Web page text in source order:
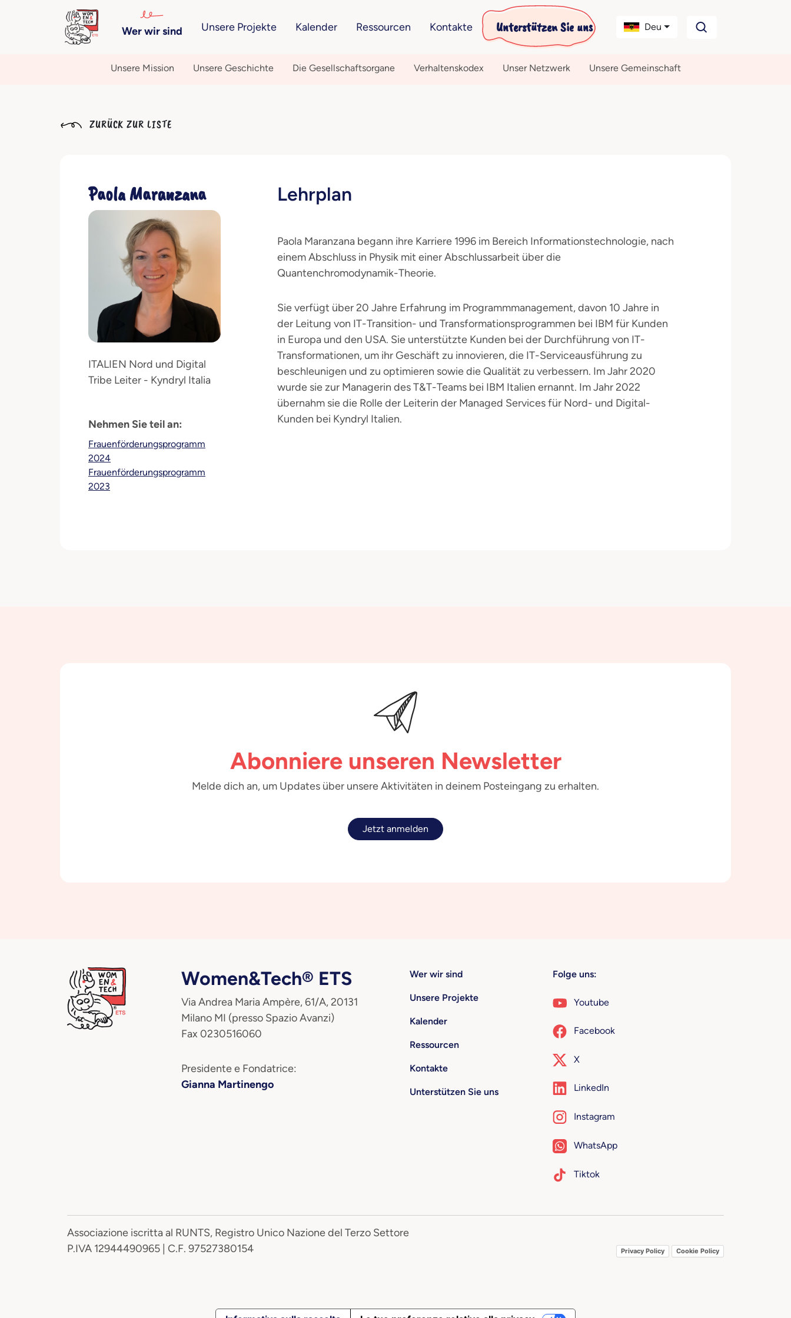
Wer wir sind Unsere Projekte Kalender Ressourcen Kontakte Unterstützen Sie uns Deu
Unsere Mission Unsere Geschichte Die Gesellschaftsorgane Verhaltenskodex Unser Netzwerk Unsere Gemeinschaft
ZURÜCK ZUR LISTE
Paola Maranzana
ITALIEN Nord und Digital
Tribe Leiter - Kyndryl Italia
Nehmen Sie teil an:
Frauenförderungsprogramm
2024
Frauenförderungsprogramm
2023
Lehrplan
Paola Maranzana begann ihre Karriere 1996 im Bereich Informationstechnologie, nach
einem Abschluss in Physik mit einer Abschlussarbeit über die
Quantenchromodynamik-Theorie.
Sie verfügt über 20 Jahre Erfahrung im Programmmanagement, davon 10 Jahre in
der Leitung von IT-Transition- und Transformationsprogrammen bei IBM für Kunden
in Europa und den USA. Sie unterstützte Kunden bei der Durchführung von IT-
Transformationen, um ihr Geschäft zu innovieren, die IT-Serviceausführung zu
beschleunigen und zu optimieren sowie die Qualität zu verbessern. Im Jahr 2020
wurde sie zur Managerin des T&T-Teams bei IBM Italien ernannt. Im Jahr 2022
übernahm sie die Rolle der Leiterin der Managed Services für Nord- und Digital-
Kunden bei Kyndryl Italien.
Abonniere unseren Newsletter
Melde dich an, um Updates über unsere Aktivitäten in deinem Posteingang zu erhalten.
Jetzt anmelden
Women&Tech® ETS
Via Andrea Maria Ampère, 61/A, 20131
Milano MI (presso Spazio Avanzi)
Fax 0230516060
Presidente e Fondatrice:
Gianna Martinengo
Wer wir sind
Unsere Projekte
Kalender
Ressourcen
Kontakte
Unterstützen Sie uns
Folge uns:
Youtube
Facebook
X
LinkedIn
Instagram
WhatsApp
Tiktok
Associazione iscritta al RUNTS, Registro Unico Nazione del Terzo Settore
P.IVA 12944490965 | C.F. 97527380154
Privacy Policy Cookie Policy